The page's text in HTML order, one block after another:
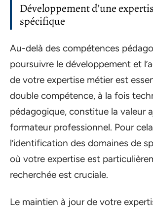
Développement d’une
spécifique
Au-delà des compétences
poursuivre le développement et
de votre expertise métier est
double compétence, à la fois
pédagogique, constitue la valeur
formateur professionnel. Pour
l’identification des domaines de
où votre expertise est
recherchée est cruciale.
Le maintien à jour de votre